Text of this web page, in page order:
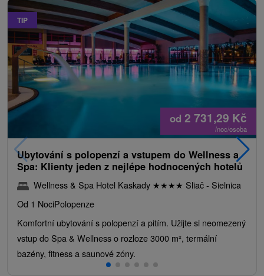
TIP
od 2 731,29 Kč
/noc/osoba
Ubytování s polopenzí a vstupem do Wellness a
Spa: Klienty jeden z nejlépe hodnocených hotelů
Wellness & Spa Hotel Kaskady ★★★★ Sliač - Sielnica
Od 1 NociPolopenze
Komfortní ubytování s polopenzí a pitím. Užijte si neomezený
vstup do Spa & Wellness o rozloze 3000 m², termální
bazény, fitness a saunové zóny.